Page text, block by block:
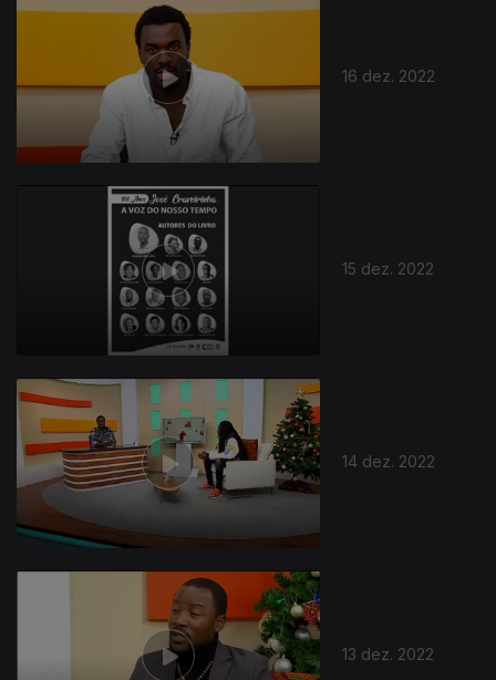
16 dez. 2022
15 dez. 2022
14 dez. 2022
13 dez. 2022